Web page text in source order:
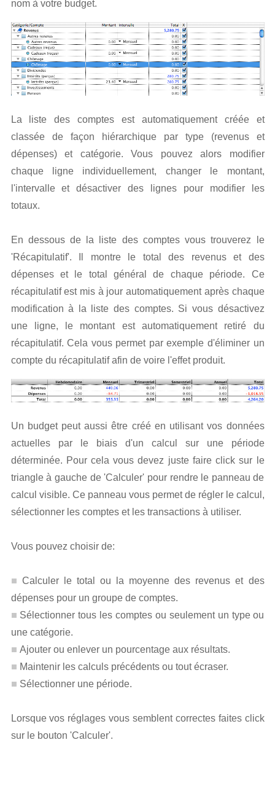
nom à votre budget.
La liste des comptes est automatiquement créée et
classée de façon hiérarchique par type (revenus et
dépenses) et catégorie. Vous pouvez alors modifier
chaque ligne individuellement, changer le montant,
l'intervalle et désactiver des lignes pour modifier les
totaux.
En dessous de la liste des comptes vous trouverez le
'Récapitulatif'. Il montre le total des revenus et des
dépenses et le total général de chaque période. Ce
récapitulatif est mis à jour automatiquement après chaque
modification à la liste des comptes. Si vous désactivez
une ligne, le montant est automatiquement retiré du
récapitulatif. Cela vous permet par exemple d'éliminer un
compte du récapitulatif afin de voire l'effet produit.
Un budget peut aussi être créé en utilisant vos données
actuelles par le biais d'un calcul sur une période
déterminée. Pour cela vous devez juste faire click sur le
triangle à gauche de 'Calculer' pour rendre le panneau de
calcul visible. Ce panneau vous permet de régler le calcul,
sélectionner les comptes et les transactions à utiliser.
Vous pouvez choisir de:
Calculer le total ou la moyenne des revenus et des
dépenses pour un groupe de comptes.
Sélectionner tous les comptes ou seulement un type ou
une catégorie.
Ajouter ou enlever un pourcentage aux résultats.
Maintenir les calculs précédents ou tout écraser.
Sélectionner une période.
Lorsque vos réglages vous semblent correctes faites click
sur le bouton 'Calculer'.